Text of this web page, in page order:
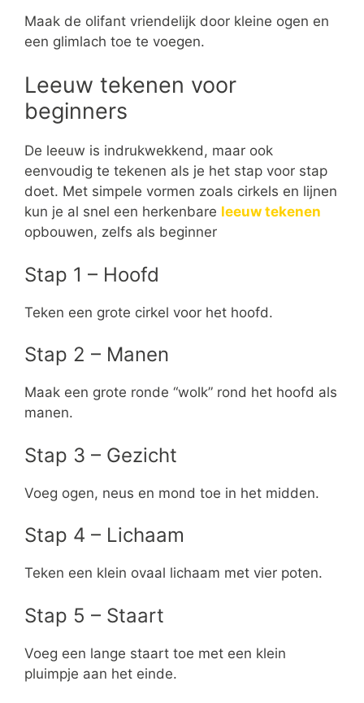
Maak de olifant vriendelijk door kleine ogen en
een glimlach toe te voegen.
Leeuw tekenen voor
beginners
De leeuw is indrukwekkend, maar ook
eenvoudig te tekenen als je het stap voor stap
doet. Met simpele vormen zoals cirkels en lijnen
kun je al snel een herkenbare leeuw tekenen
opbouwen, zelfs als beginner
Stap 1 – Hoofd
Teken een grote cirkel voor het hoofd.
Stap 2 – Manen
Maak een grote ronde “wolk” rond het hoofd als
manen.
Stap 3 – Gezicht
Voeg ogen, neus en mond toe in het midden.
Stap 4 – Lichaam
Teken een klein ovaal lichaam met vier poten.
Stap 5 – Staart
Voeg een lange staart toe met een klein
pluimpje aan het einde.